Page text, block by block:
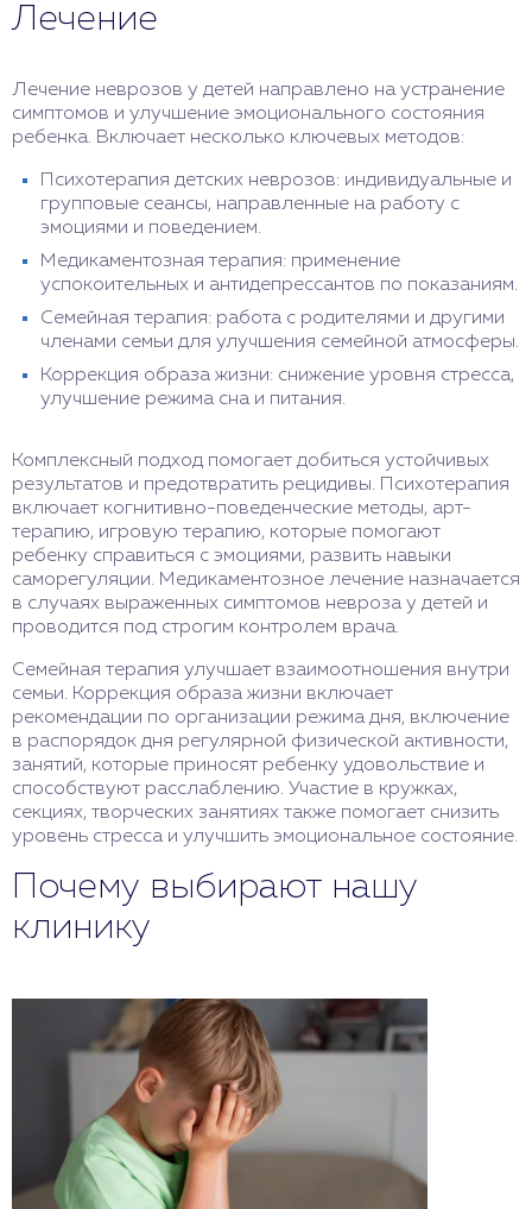
Лечение
Лечение неврозов у детей направлено на устранение
симптомов и улучшение эмоционального состояния
ребенка. Включает несколько ключевых методов:
Психотерапия детских неврозов: индивидуальные и
групповые сеансы, направленные на работу с
эмоциями и поведением.
Медикаментозная терапия: применение
успокоительных и антидепрессантов по показаниям.
Семейная терапия: работа с родителями и другими
членами семьи для улучшения семейной атмосферы.
Коррекция образа жизни: снижение уровня стресса,
улучшение режима сна и питания.
Комплексный подход помогает добиться устойчивых
результатов и предотвратить рецидивы. Психотерапия
включает когнитивно-поведенческие методы, арт-
терапию, игровую терапию, которые помогают
ребенку справиться с эмоциями, развить навыки
саморегуляции. Медикаментозное лечение назначается
в случаях выраженных симптомов невроза у детей и
проводится под строгим контролем врача.
Семейная терапия улучшает взаимоотношения внутри
семьи. Коррекция образа жизни включает
рекомендации по организации режима дня, включение
в распорядок дня регулярной физической активности,
занятий, которые приносят ребенку удовольствие и
способствуют расслаблению. Участие в кружках,
секциях, творческих занятиях также помогает снизить
уровень стресса и улучшить эмоциональное состояние.
Почему выбирают нашу
клинику